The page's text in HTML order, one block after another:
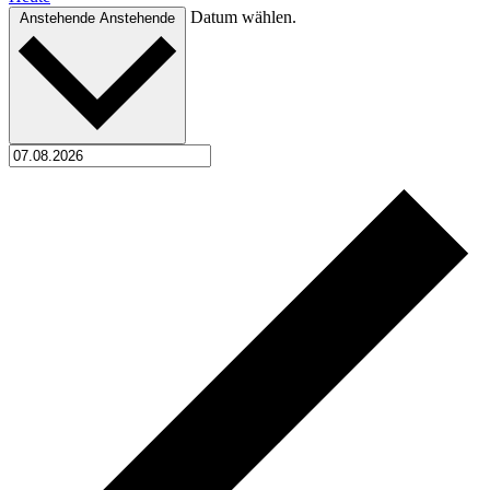
Anstehende Anstehende Datum wählen.